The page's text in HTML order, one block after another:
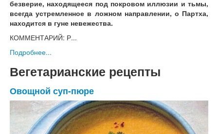
безверие, находящееся под покровом иллюзии и тьмы,
всегда устремленное в ложном направлении, о Партха,
находится в гуне невежества.
КОММЕНТАРИЙ: Р...
Подробнее...
Вегетарианские рецепты
Овощной суп-пюре